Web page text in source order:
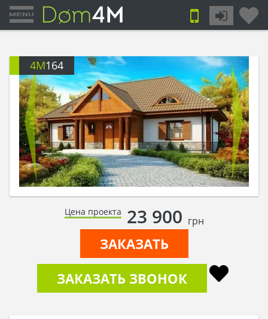
4M164
Цена проекта 23 900 грн
ЗАКАЗАТЬ
ЗАКАЗАТЬ ЗВОНОК